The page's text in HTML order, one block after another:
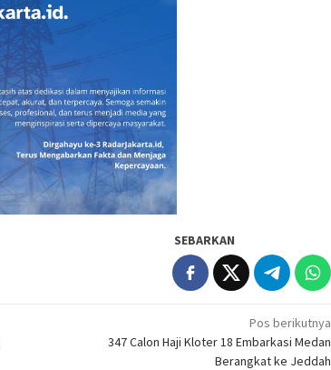
SEBARKAN
Pos berikutnya
347 Calon Haji Kloter 18 Embarkasi Medan
Berangkat ke Jeddah